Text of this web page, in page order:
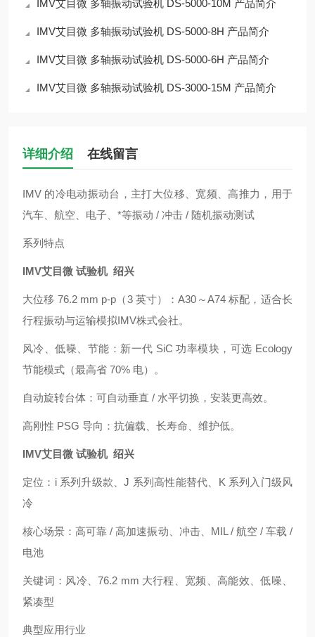
IMV艾目微 多轴振动试验机 DS-5000-10M 产品简介
IMV艾目微 多轴振动试验机 DS-5000-8H 产品简介
IMV艾目微 多轴振动试验机 DS-5000-6H 产品简介
IMV艾目微 多轴振动试验机 DS-3000-15M 产品简介
详细介绍 在线留言
IMV 的冷电动振动台，主打大位移、宽频、高推力，用于
汽车、航空、电子、*等振动 / 冲击 / 随机振动测试
系列特点
IMV艾目微 试验机 绍兴
大位移 76.2 mm p-p（3 英寸）：A30～A74 标配，适合长
行程振动与运输模拟IMV株式会社。
风冷、低噪、节能：新一代 SiC 功率模块，可选 Ecology
节能模式（最高省 70% 电）。
自动旋转台体：可自动垂直 / 水平切换，安装更高效。
高刚性 PSG 导向：抗偏载、长寿命、维护低。
IMV艾目微 试验机 绍兴
定位：i 系列升级款、J 系列高性能替代、K 系列入门级风
冷
核心场景：高可靠 / 高加速振动、冲击、MIL / 航空 / 车载 /
电池
关键词：风冷、76.2 mm 大行程、宽频、高能效、低噪、
紧凑型
典型应用行业